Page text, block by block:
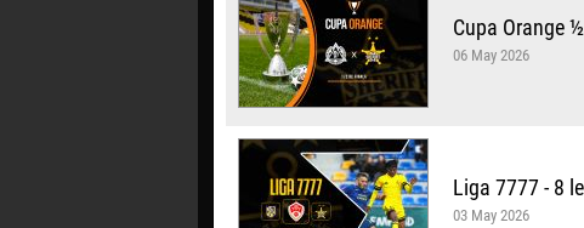
Cupa Orange
06 May 2026
Liga 7777 - 8
03 May 2026